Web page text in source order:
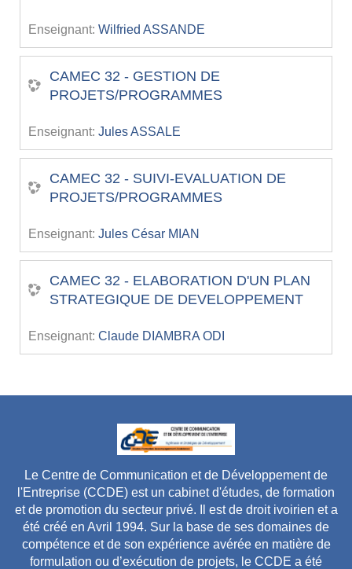
Enseignant: Wilfried ASSANDE
CAMEC 32 - GESTION DE
PROJETS/PROGRAMMES
Enseignant: Jules ASSALE
CAMEC 32 - SUIVI-EVALUATION DE
PROJETS/PROGRAMMES
Enseignant: Jules César MIAN
CAMEC 32 - ELABORATION D'UN PLAN
STRATEGIQUE DE DEVELOPPEMENT
Enseignant: Claude DIAMBRA ODI
Le Centre de Communication et de Développement de
l'Entreprise (CCDE) est un cabinet d'études, de formation
et de promotion du secteur privé. Il est de droit ivoirien et a
été créé en Avril 1994. Sur la base de ses domaines de
compétence et de son expérience avérée en matière de
formulation ou d’exécution de projets, le CCDE a été